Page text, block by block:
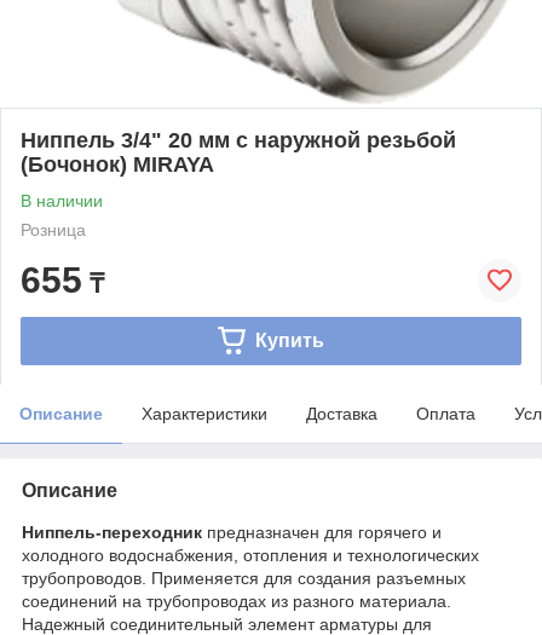
Ниппель 3/4" 20 мм с наружной резьбой
(Бочонок) MIRAYA
В наличии
Розница
655 ₸
Купить
Описание Характеристики Доставка Оплата
Описание
Ниппель-переходник предназначен для горячего и
холодного водоснабжения, отопления и технологических
трубопроводов. Применяется для создания разъемных
соединений на трубопроводах из разного материала.
Надежный соединительный элемент арматуры для